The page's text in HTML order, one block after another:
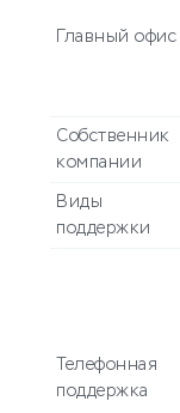
Главный офис
Собственник
компании
Виды
поддержки
Телефонная
поддержка